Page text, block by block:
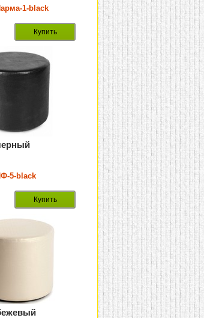
1-black
Купить
5-black
Купить